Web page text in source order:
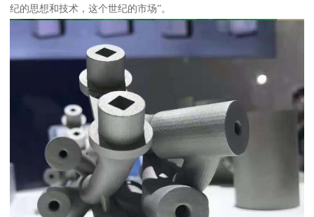
纪的思想和技术，这个世纪的市场”。